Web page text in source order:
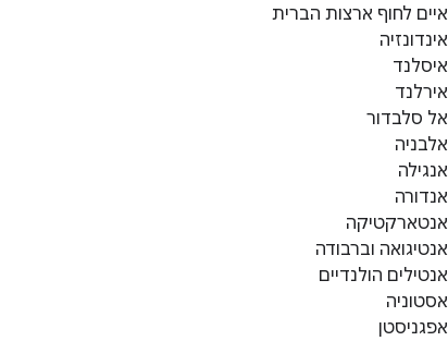
איים לחוף ארצות הברית
אינדונזיה
איסלנד
אירלנד
אל סלבדור
אלבניה
אנגילה
אנדורה
אנטארקטיקה
אנטיגואה וברבודה
אנטילים הולנדיים
אסטוניה
אפגניסטן